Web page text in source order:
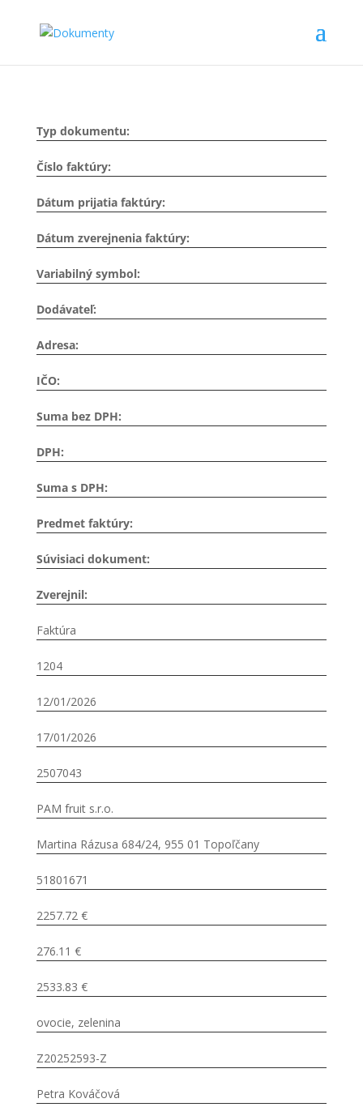
Typ dokumentu:
Číslo faktúry:
Dátum prijatia faktúry:
Dátum zverejnenia faktúry:
Variabilný symbol:
Dodávateľ:
Adresa:
IČO:
Suma bez DPH:
DPH:
Suma s DPH:
Predmet faktúry:
Súvisiaci dokument:
Zverejnil:
Faktúra
1204
12/01/2026
17/01/2026
2507043
PAM fruit s.r.o.
Martina Rázusa 684/24, 955 01 Topoľčany
51801671
2257.72 €
276.11 €
2533.83 €
ovocie, zelenina
Z20252593-Z
Petra Kováčová